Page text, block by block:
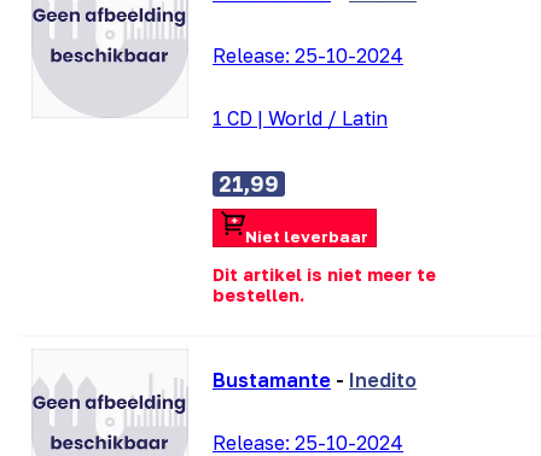
Release: 25-10-2024
1 CD | World / Latin
21,99
Niet leverbaar
Dit artikel is niet meer te
bestellen.
Bustamante - Inedito
Release: 25-10-2024